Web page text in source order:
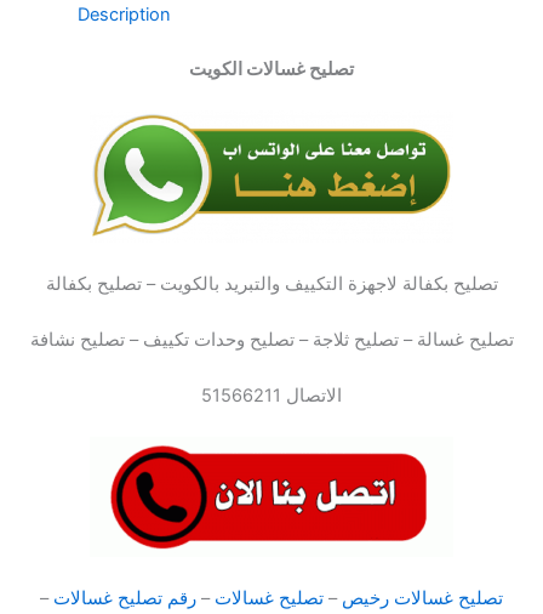
Description
تصليح غسالات الكويت
تصليح بكفالة لاجهزة التكييف والتبريد بالكويت – تصليح بكفالة
تصليح غسالة – تصليح ثلاجة – تصليح وحدات تكييف – تصليح نشافة
الاتصال 51566211
تصليح غسالات رخيص – تصليح غسالات – رقم تصليح غسالات –